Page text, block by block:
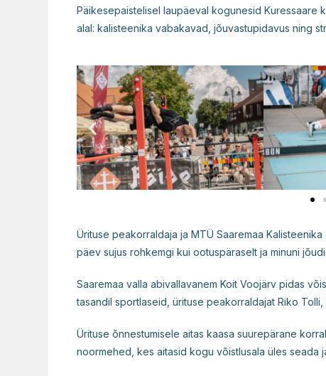
Päikesepaistelisel laupäeval kogunesid Kuressaare
alal: kalisteenika vabakavad, jõuvastupidavus ning
Ürituse peakorraldaja ja MTÜ Saaremaa
päev sujus rohkemgi kui ootuspäraselt ja minuni
Saaremaa valla abivallavanem Koit Voojärv pidas
tasandil sportlaseid, ürituse peakorraldajat Riko Tolli,
Ürituse õnnestumisele aitas kaasa suurepärane
noormehed, kes aitasid kogu võistlusala üles seada